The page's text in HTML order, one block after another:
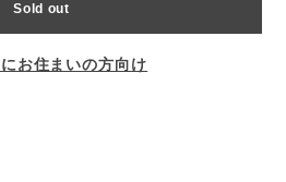
Sold out
お住まいの方向け